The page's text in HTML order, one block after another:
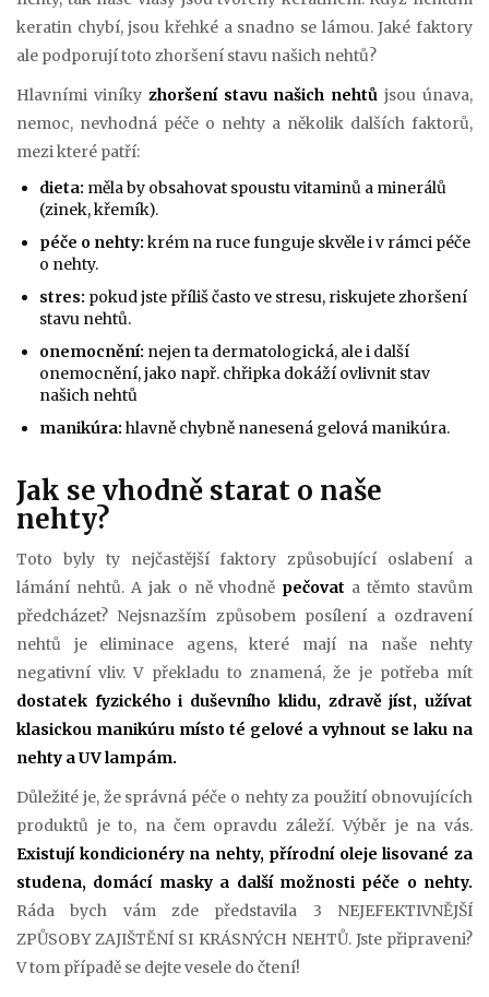
keratin chybí, jsou křehké a snadno se lámou. Jaké faktory
ale podporují toto zhoršení stavu našich nehtů?
Hlavními viníky zhoršení stavu našich nehtů jsou únava,
nemoc, nevhodná péče o nehty a několik dalších faktorů,
mezi které patří:
dieta: měla by obsahovat spoustu vitaminů a minerálů
(zinek, křemík).
péče o nehty: krém na ruce funguje skvěle i v rámci péče
o nehty.
stres: pokud jste příliš často ve stresu, riskujete zhoršení
stavu nehtů.
onemocnění: nejen ta dermatologická, ale i další
onemocnění, jako např. chřipka dokáží ovlivnit stav
našich nehtů
manikúra: hlavně chybně nanesená gelová manikúra.
Jak se vhodně starat o naše
nehty?
Toto byly ty nejčastější faktory způsobující oslabení a
lámání nehtů. A jak o ně vhodně pečovat a těmto stavům
předcházet? Nejsnazším způsobem posílení a ozdravení
nehtů je eliminace agens, které mají na naše nehty
negativní vliv. V překladu to znamená, že je potřeba mít
dostatek fyzického i duševního klidu, zdravě jíst, užívat
klasickou manikúru místo té gelové a vyhnout se laku na
nehty a UV lampám.
Důležité je, že správná péče o nehty za použití obnovujících
produktů je to, na čem opravdu záleží. Výběr je na vás.
Existují kondicionéry na nehty, přírodní oleje lisované za
studena, domácí masky a další možnosti péče o nehty.
Ráda bych vám zde představila 3 NEJEFEKTIVNĚJŠÍ
ZPŮSOBY ZAJIŠTĚNÍ SI KRÁSNÝCH NEHTŮ. Jste připraveni?
V tom případě se dejte vesele do čtení!